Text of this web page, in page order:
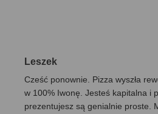
Leszek
Cześć ponownie. Pizza wyszła
w 100% Iwonę. Jesteś kapitalna i
prezentujesz są genialnie proste.